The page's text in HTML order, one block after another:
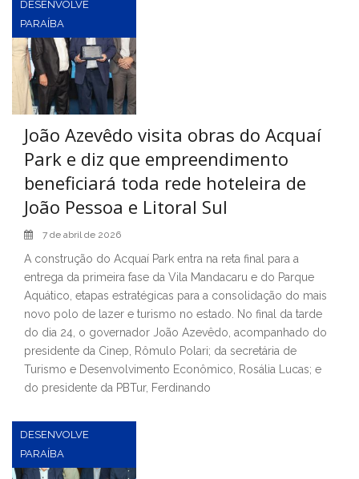
DESENVOLVE
PARAÍBA
João Azevêdo visita obras do Acquaí
Park e diz que empreendimento
beneficiará toda rede hoteleira de
João Pessoa e Litoral Sul
7 de abril de 2026
A construção do Acquaí Park entra na reta final para a
entrega da primeira fase da Vila Mandacaru e do Parque
Aquático, etapas estratégicas para a consolidação do mais
novo polo de lazer e turismo no estado. No final da tarde
do dia 24, o governador João Azevêdo, acompanhado do
presidente da Cinep, Rômulo Polari; da secretária de
Turismo e Desenvolvimento Econômico, Rosália Lucas; e
do presidente da PBTur, Ferdinando
DESENVOLVE
PARAÍBA